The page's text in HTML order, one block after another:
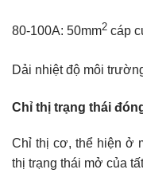
80-100A: 50mm2 cáp
Dải nhiệt độ môi
Chỉ thị trạng thái
Chỉ thị cơ, thể hiện ở
thị trạng thái mở của